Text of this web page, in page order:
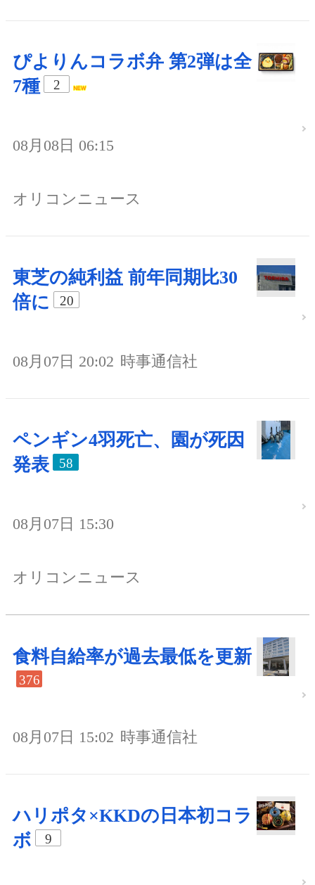
ぴよりんコラボ弁 第2弾は全
7種
2
08月08日 06:15
オリコンニュース
東芝の純利益 前年同期比30
倍に
20
08月07日 20:02 時事通信社
ペンギン4羽死亡、園が死因
発表
58
08月07日 15:30
オリコンニュース
食料自給率が過去最低を更新
376
08月07日 15:02 時事通信社
ハリポタ×KKDの日本初コラ
ボ
9